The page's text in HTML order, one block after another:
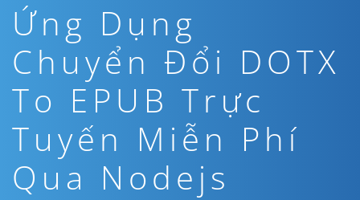
Ứng Dụng
Chuyển Đổi DOTX
To EPUB Trực
Tuyến Miễn Phí
Qua Nodejs